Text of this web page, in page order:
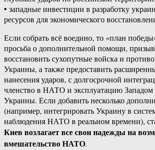
• западные инвестиции в разработку
ресурсов для экономического
Если собрать всё воедино, то «план
просьба о дополнительной помощи,
восстановить сухопутные войска и
Украины, а также предоставить
нанесения ударов, с долгосрочной
членство в НАТО и эксплуатацию Западом
Украины. Если добавить несколько
(например, интегрировать Украину в
наблюдения НАТО в реальном времени),
Киев возлагает все свои надежды на
вмешательство НАТО.